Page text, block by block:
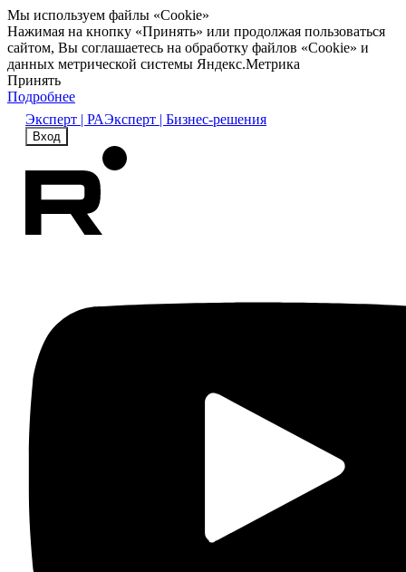
Мы используем файлы «Cookie»
Нажимая на кнопку «Принять» или продолжая пользоваться
сайтом, Вы соглашаетесь на обработку файлов «Cookie» и
данных метрической системы Яндекс.Метрика
Принять
Подробнее
Эксперт | РАЭксперт | Бизнес-решения
Вход